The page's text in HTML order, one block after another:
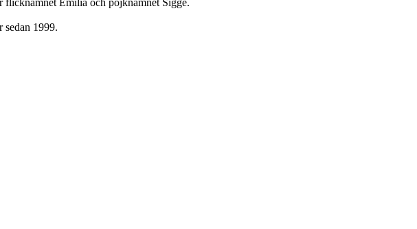
flicknamnet Emilia och pojknamnet Sigge.
sedan 1999.